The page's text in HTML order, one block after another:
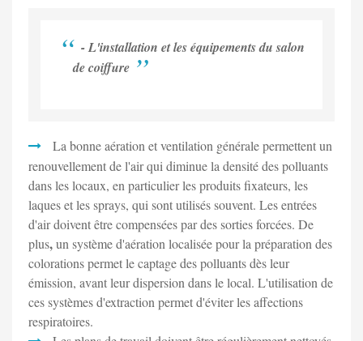
- L'installation et les équipements du salon
de coiffure
La bonne aération et ventilation générale permettent un
renouvellement de l'air qui diminue la densité des polluants
dans les locaux, en particulier les produits fixateurs, les
laques et les sprays, qui sont utilisés souvent. Les entrées
d'air doivent être compensées par des sorties forcées. De
plus,un système d'aération localisée pour la préparation des
colorations permet le captage des polluants dès leur
émission, avant leur dispersion dans le local. L'utilisation de
ces systèmes d'extraction permet d'éviter les affections
respiratoires.